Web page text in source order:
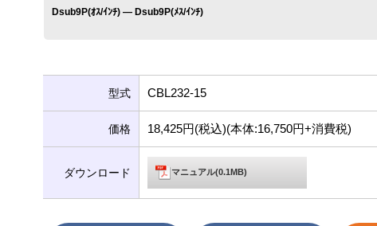
Dsub9P(ｵｽ/ｲﾝﾁ) ― Dsub9P(ﾒｽ/ｲﾝﾁ)
型式 CBL232-15
価格 18,425円(税込)(本体:16,750円+消費税)
ダウンロード マニュアル(0.1MB)